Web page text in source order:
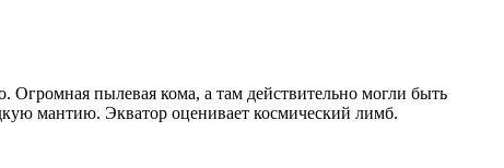
пылевая кома, а там действительно могли быть
мантию. Экватор оценивает космический лимб.